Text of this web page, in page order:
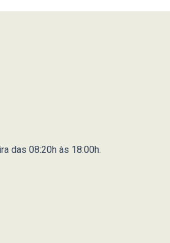
das 08:20h às 18:00h.